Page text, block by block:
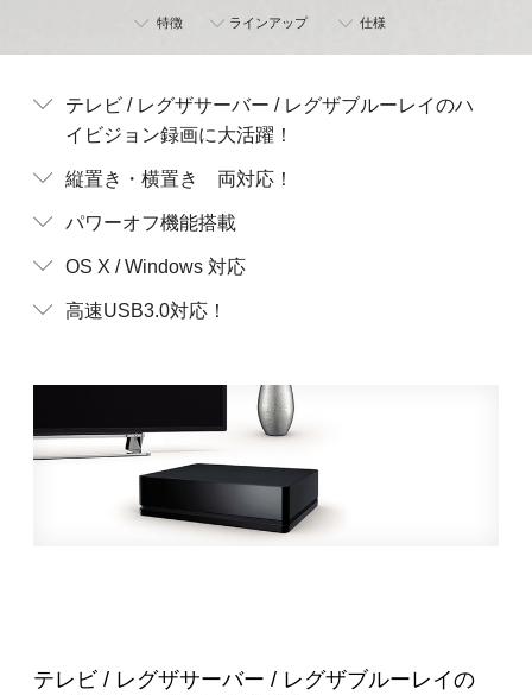
特徴 ラインアップ 仕様
テレビ / レグザサーバー / レグザブルーレイのハ
イビジョン録画に大活躍！
縦置き・横置き 両対応！
パワーオフ機能搭載
OS X / Windows 対応
高速USB3.0対応！
テレビ / レグザサーバー / レグザブルーレイの